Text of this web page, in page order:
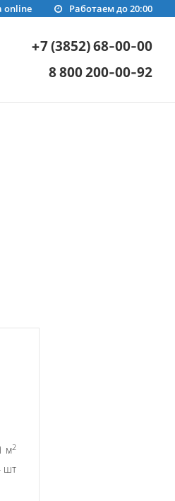
Работаем до 20:00
online
+7 (3852) 68-00-00
8 800 200-00-92
м2
шт